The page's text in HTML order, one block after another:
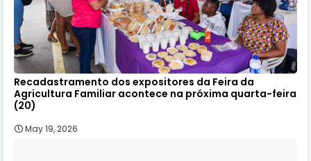
Recadastramento dos expositores da Feira da
Agricultura Familiar acontece na próxima quarta-feira
(20)
May 19, 2026